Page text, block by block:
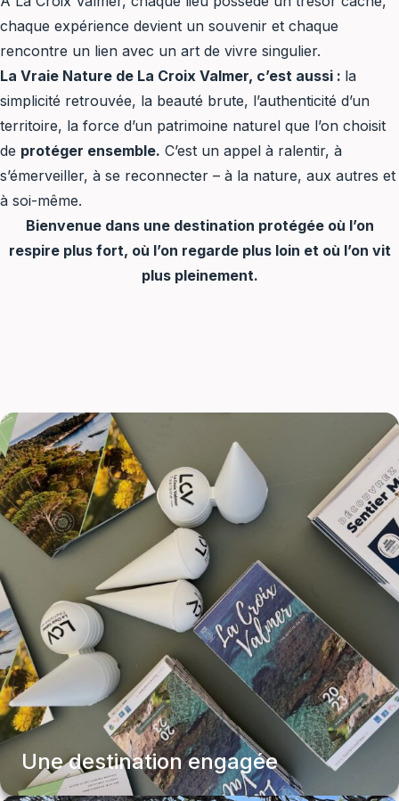
chaque expérience devient un souvenir et chaque
rencontre un lien avec un art de vivre singulier.
La Vraie Nature de La Croix Valmer, c’est aussi : la
simplicité retrouvée, la beauté brute, l’authenticité d’un
territoire, la force d’un patrimoine naturel que l’on choisit
de protéger ensemble. C’est un appel à ralentir, à
s’émerveiller, à se reconnecter – à la nature, aux autres et
à soi-même.
Bienvenue dans une destination protégée où l’on
respire plus fort, où l’on regarde plus loin et où l’on vit
plus pleinement.
Une destination engagée